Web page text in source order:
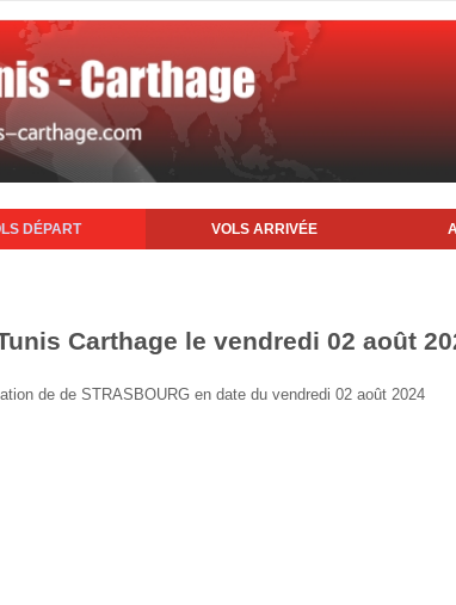
DÉPART VOLS ARRIVÉE
Carthage le vendredi 02 août
de de STRASBOURG en date du vendredi 02 août 2024